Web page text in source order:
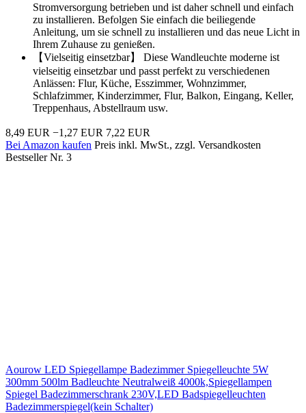
Stromversorgung betrieben und ist daher schnell und einfach
zu installieren. Befolgen Sie einfach die beiliegende
Anleitung, um sie schnell zu installieren und das neue Licht in
Ihrem Zuhause zu genießen.
【Vielseitig einsetzbar】 Diese Wandleuchte moderne ist
vielseitig einsetzbar und passt perfekt zu verschiedenen
Anlässen: Flur, Küche, Esszimmer, Wohnzimmer,
Schlafzimmer, Kinderzimmer, Flur, Balkon, Eingang, Keller,
Treppenhaus, Abstellraum usw.
8,49 EUR −1,27 EUR 7,22 EUR
Bei Amazon kaufen Preis inkl. MwSt., zzgl. Versandkosten
Bestseller Nr. 3
Aourow LED Spiegellampe Badezimmer Spiegelleuchte 5W
300mm 500lm Badleuchte Neutralweiß 4000k,Spiegellampen
Spiegel Badezimmerschrank 230V,LED Badspiegelleuchten
Badezimmerspiegel(kein Schalter)